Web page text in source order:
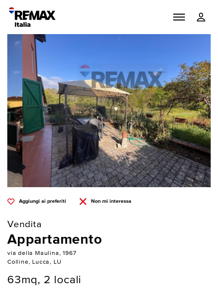
Aggiungi ai preferiti Non mi interessa
Vendita
Appartamento
via della Maulina, 1967
Colline, Lucca, LU
63mq, 2 locali